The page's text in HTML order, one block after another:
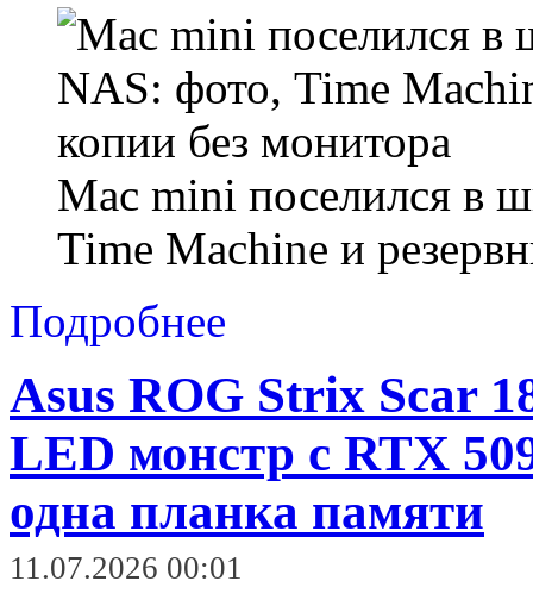
Mac mini поселился в
Time Machine и
Подробнее
Asus ROG Strix Scar
LED монстр с RTX
одна планка памяти
11.07.2026 00:01